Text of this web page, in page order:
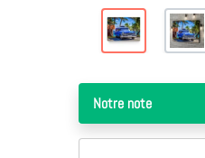
Notre note
Excellent produit qualité parfait merci à vous
Excellent produit qualité parfait merci à
Raphaël Bertrand